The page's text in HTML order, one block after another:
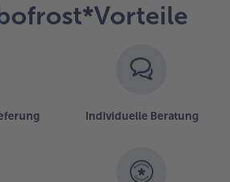
Individuelle Beratung